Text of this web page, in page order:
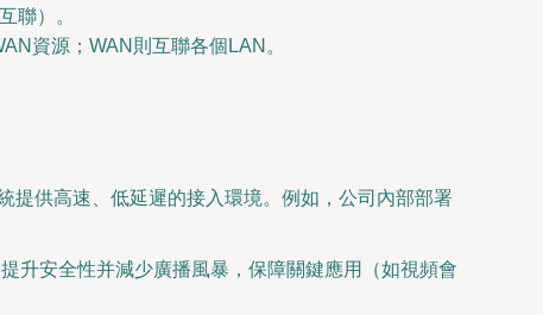
聯）。
資源；WAN則互聯各個LAN。
提供高速、低延遲的接入環境。例如，公司內部部署
升安全性并減少廣播風暴，保障關鍵應用（如視頻會